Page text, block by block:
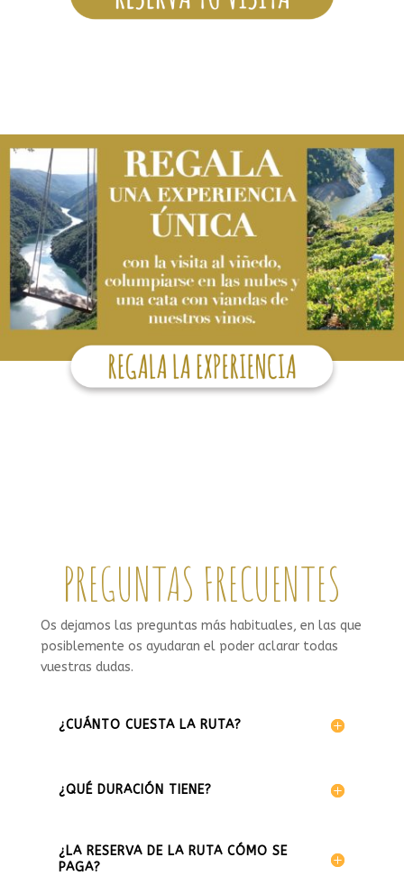
PREGUNTAS FRECUENTES
Os dejamos las preguntas más habituales, en las que
posiblemente os ayudaran el poder aclarar todas
vuestras dudas.
¿CUÁNTO CUESTA LA RUTA?
¿QUÉ DURACIÓN TIENE?
¿LA RESERVA DE LA RUTA CÓMO SE
PAGA?